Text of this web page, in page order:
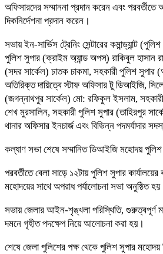
অফিসারদের সম্মাননা প্রদান করেন এবং
দিকনির্দেশনা প্রদান করেন।
সভায় ইন-সার্ভিস ট্রেনিং সেন্টারের কমান্ড্যান্ট
পুলিশ সুপার (ক্রাইম অ্যান্ড অপস্) রাকিবুল হাসান
(সদর সার্কেল) চাতক চাকমা, সহকারী পুলিশ সুপার
অতিরিক্ত দায়িত্বে স্টাফ অফিসার টু ডিআইজি,
(জগন্নাথপুর সার্কেল) মো: রফিকুল ইসলাম,
শেখ মুরসালিন, সহকারী পুলিশ সুপার (তাহিরপুর
থানার অফিসার ইনচার্জ এবং বিভিন্ন পদমর্যাদার
কল্যাণ সভা শেষে সম্মানিত ডিআইজি মহোদয় পুলিশ
পরবর্তীতে বেলা সাড়ে ১২টায় পুলিশ সুপার
মহোদয়ের সাথে অপরাধ পর্যালোচনা সভা অনুষ্ঠিত
সভায় জেলার আইন-শৃঙ্খলা পরিস্থিতি, গুরুত্বপূর্ণ
দমনে গৃহীত পদক্ষেপ নিয়ে আলোচনা করা হয়।
শেষে জেলা পুলিশের পক্ষ থেকে পুলিশ সুপার